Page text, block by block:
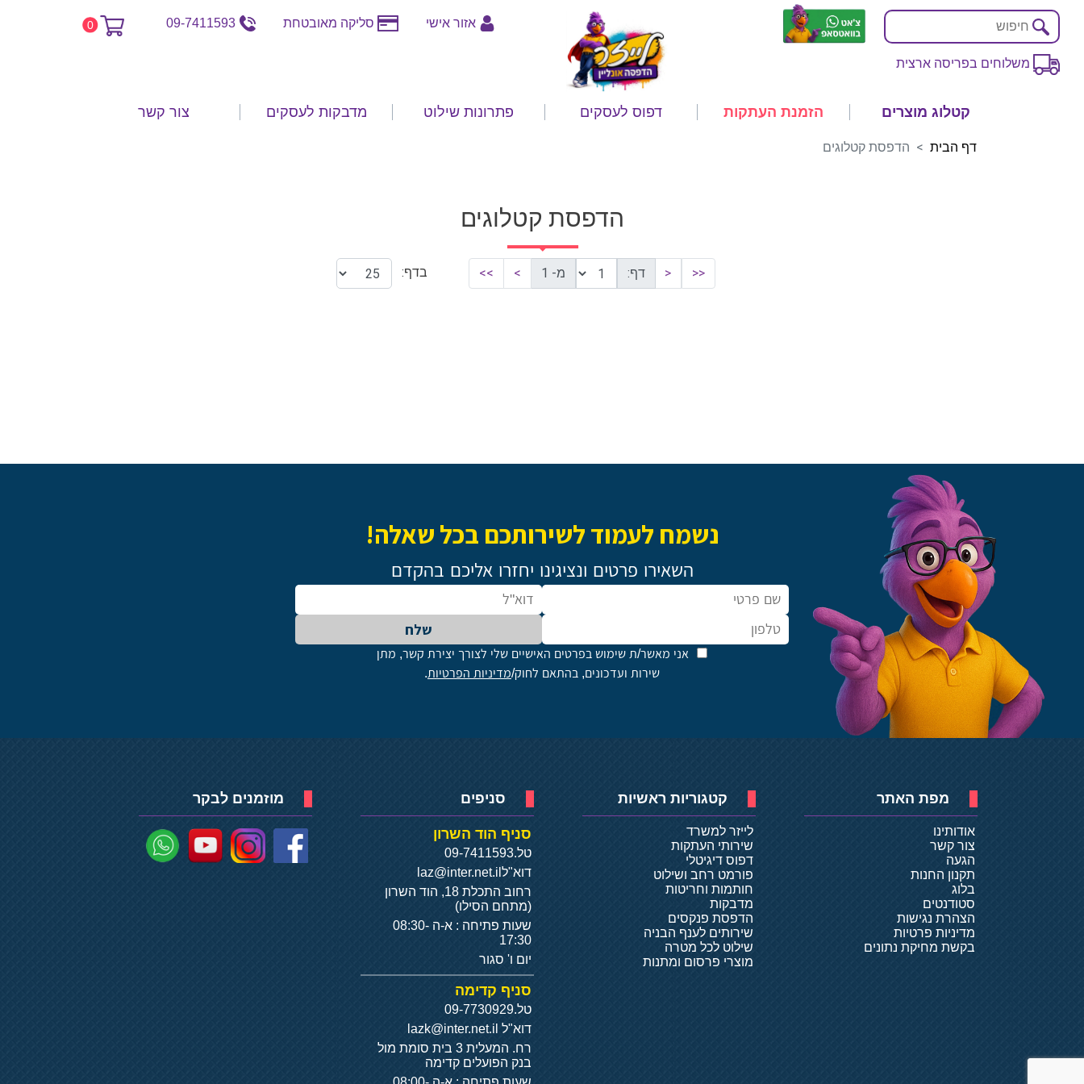
משלוחים בפריסה ארצית
אזור אישי סליקה מאובטחת 09-7411593
0
קטלוג מוצרים הזמנת העתקות דפוס לעסקים פתרונות שילוט מדבקות לעסקים צור קשר
דף הבית הדפסת קטלוגים
הדפסת קטלוגים
<<
< דף: מ- 1 >
>> בדף:
נשמח לעמוד לשירותכם בכל שאלה!
השאירו פרטים ונציגינו יחזרו אליכם בהקדם
שלח
אני מאשר/ת שימוש בפרטים האישיים שלי לצורך יצירת קשר, מתן
שירות ועדכונים, בהתאם לחוק/מדיניות הפרטיות.
מפת האתר
אודותינו
צור קשר
הגעה
תקנון החנות
בלוג
סטודנטים
הצהרת נגישות
מדיניות פרטיות
בקשת מחיקת נתונים
קטגוריות ראשיות
לייזר למשרד
שירותי העתקות
דפוס דיגיטלי
פורמט רחב ושילוט
חותמות וחריטות
מדבקות
הדפסת פנקסים
שירותים לענף הבניה
שילוט לכל מטרה
מוצרי פרסום ומתנות
סניפים
סניף הוד השרון
טל.09-7411593
דוא"ל laz@inter.net.il
רחוב התכלת 18, הוד השרון
(מתחם הסילו)
שעות פתיחה : א-ה 08:30-
17:30
יום ו' סגור
סניף קדימה
טל.09-7730929
דוא"ל
רח. המעלית 3 בית סומת מול
בנק הפועלים קדימה
מוזמנים לבקר